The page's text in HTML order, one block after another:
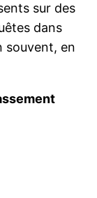
sur des
dans
souvent, en